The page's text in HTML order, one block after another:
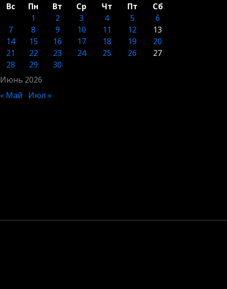
Июнь 2026
Вс Пн Вт Ср Чт Пт
Сб
1
2 3 4 5
6
7
8 9 10 11 12
13
14
15 16 17 18 19
20
21
22 23 24 25 26
27
28
29 30
« Май Июл »